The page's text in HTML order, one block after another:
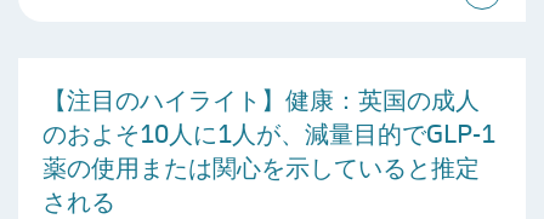
【注目のハイライト】健康：英国の成人
のおよそ10人に1人が、減量目的でGLP-1
薬の使用または関心を示していると推定
される